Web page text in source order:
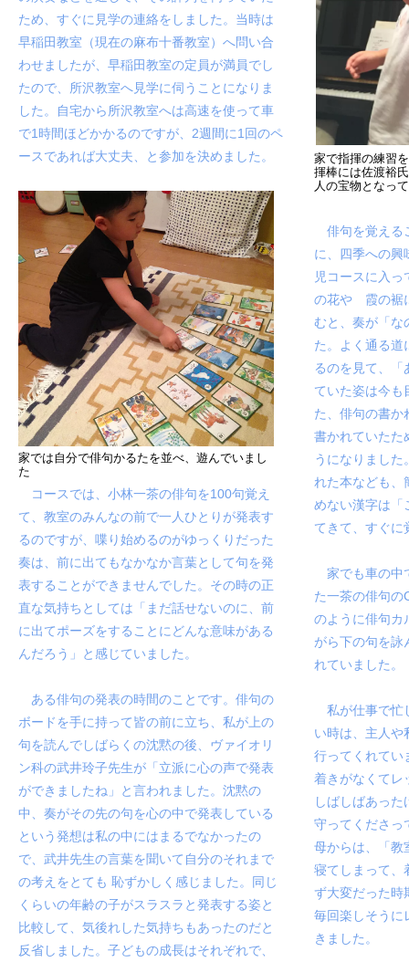
ため、すぐに見学の連絡をしました。 当時は
早稲田教室（現在の麻布十番教室）へ問い合
わせましたが、早稲田教室の定員が満員でし
たので、所沢教室へ見学に伺うことになりま
した。
自宅から所沢教室へは高速を使って車
で1時間ほどかかるのですが、2週間に1回のペ
ースであれば大丈夫、と参加を決めました。
家では自分で俳句かるたを並べ、遊んでいまし
た
コースでは、小林一茶の俳句を100句覚え
て、教室のみんなの前で一人ひとりが発表す
るのですが、喋り始めるのがゆっくりだった
奏は、前に出てもなかなか言葉として句を発
表することができませんでした。その時の正
直な気持ちとしては「まだ話せないのに、前
に出てポーズをすることにどんな意味がある
んだろう」と感じていました。
ある俳句の発表の時間のことです。俳句の
ボードを手に持って皆の前に立ち、私が上の
句を読んでしばらくの沈黙の後、ヴァイオリ
ン科の武井玲子先生が「立派に心の声で発表
ができましたね」と言われました。沈黙の
中、奏がその先の句を心の中で発表している
という発想は私の中にはまるでなかったの
で、武井先生の言葉を聞いて自分のそれまで
の考えをとても 恥ずかしく感じました。同じ
くらいの年齢の子がスラスラと発表する姿と
比較して、気後れした気持ちもあったのだと
反省しました。子どもの成長はそれぞれで、
家で指揮の練習
揮棒には佐渡裕
人の宝物となっ
俳句を覚える
に、四季への興
児コースに入っ
の花や 霞の裾
むと、奏が「な
た。よく通る道
るのを見て、
ていた姿は今も
た、俳句の書か
書かれていたた
うになりまし
れた本なども、
めない漢字は「
てきて、すぐに
家でも車の中
た一茶の俳句の
のように俳句カ
がら下の句を詠
れていました。
私が仕事で忙
い時は、主人や
行ってくれてい
着きがなくてレ
しばしばあっ
守ってくださっ
母からは、「教
寝てしまって、
ず大変だった時
毎回楽しそうに
きました。